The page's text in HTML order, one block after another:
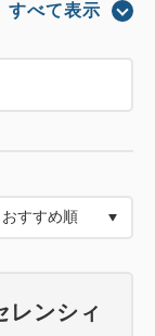
ジメントを添え
1室に1つご用
ン時にお部屋
すべて表示
レンシィ